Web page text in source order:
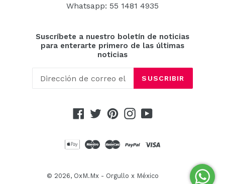
Whatsapp: 55 1481 4935
Suscríbete a nuestro boletín de noticias
para enterarte primero de las últimas
noticias
SUSCRIBIR
Facebook
TwitterPinterestInstagram
YouTube
© 2026, OxM.Mx - Orgullo x México